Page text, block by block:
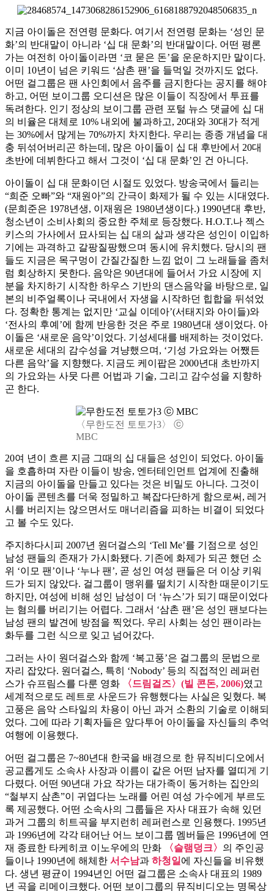
다
나
은
아
이
돌
을
위
해
지금 아이돌은 전연령 문화다. 여기서 전연령 문화는 ‘성인 문
화’의 반대말이 아니라 ‘십 대 문화’의 반대말이다. 어떤 평론
가는 여전히 아이돌이라면 ‘코 묻은 돈’을 운운하지만 말이다.
이미 10년이 넘은 키워드 ‘삼촌 팬’을 들먹일 것까지도 없다.
어떤 걸그룹은 팬 사인회에서 음주를 금지한다는 공지를 해야
하고, 어떤 보이그룹 오디션은 많은 이들이 직장에서 투표를
독려한다. 인기 정상의 보이그룹 관련 포털 뉴스 댓글에 십 대
의 비율은 대체로 10% 내외에 불과하고, 20대와 30대가 적게
는 30%에서 많게는 70%까지 차지한다. 우리는 종종 개념을 대
충 뒤섞어버리곤 하는데, 많은 아이돌이 십 대 후반에서 20대
초반에 데뷔한다고 해서 그것이 ‘십 대 문화’인 건 아니다.
아이돌이 십 대 문화이던 시절도 있었다. 방송국에서 들리는
“희준 오빠”와 “재원아”의 간극이 화제가 될 수 있는 시대였다.
(문희준은 1978년생, 이재원은 1980년생이다.) 1990년대 후반,
청소년이 소비사회의 중요한 주체로 등장했다. H.O.T.나 젝스
키스의 가사에서 묘사되는 십 대의 삶과 생각은 성인이 이입하
기에는 과격하고 갈팡질팡했으며 동시에 유치했다. 당시의 팬
들도 지금은 목구멍이 간질간질한 느낌 없이 그 노래들을 좀처
럼 회상하지 못한다. 음악은 90년대에 들어서 가요 시장에 지
분을 차지하기 시작한 하우스 기반의 댄스음악을 바탕으로, 일
본의 비주얼록이나 국내에서 자생을 시작하던 힙합을 뒤섞었
다. 정확한 통계는 없지만 ‘교실 이데아’(서태지와 아이들)와
‘전사의 후예’에 함께 반응한 것은 주로 1980년대 생이었다. 아
이돌은 ‘새로운 음악’이었다. 기성세대를 배제하는 것이었다.
새로운 세대의 감수성을 겨냥했으며, ‘기성 가요와는 어쨌든
다른 음악’을 지향했다. 지금도 케이팝은 2000년대 초반까지
의 가요와는 사뭇 다른 어법과 기술, 그리고 감수성을 지향하
곤 한다.
〈무한도전 토토가3〉 ⓒ
MBC
20여 년이 흐른 지금 그때의 십 대들은 성인이 되었다. 아이돌
을 호흡하며 자란 이들이 방송, 엔터테인먼트 업계에 진출해
지금의 아이돌을 만들고 있다는 것은 비밀도 아니다. 그것이
아이돌 콘텐츠를 더욱 정밀하고 복잡다단하게 함으로써, 레거
시를 버리지는 않으면서도 매너리즘을 피하는 비결이 되었다
고 볼 수도 있다.
주지하다시피 2007년 원더걸스의 ‘Tell Me’를 기점으로 성인
남성 팬들의 존재가 가시화됐다. 기존에 화제가 되곤 했던 소
위 ‘이모 팬’이나 ‘누나 팬’, 곧 성인 여성 팬들은 더 이상 키워
드가 되지 않았다. 걸그룹이 맹위를 떨치기 시작한 때문이기도
하지만, 여성에 비해 성인 남성이 더 ‘뉴스’가 되기 때문이었다
는 혐의를 버리기는 어렵다. 그래서 ‘삼촌 팬’은 성인 팬보다는
남성 팬의 발견에 방점을 찍었다. 우리 사회는 성인 팬이라는
화두를 그런 식으로 잊고 넘어갔다.
그러는 사이 원더걸스와 함께 ‘복고풍’은 걸그룹의 문법으로
자리 잡았다. 원더걸스, 특히 ‘Nobody’ 등의 직접적인 레퍼런
스가 슈프림스를 다룬 영화
〈드림걸즈〉(빌 콘돈, 2006)였고
세계적으로도 레트로 사운드가 유행했다는 사실은 잊혔다. 복
고풍은 음악 스타일의 차용이 아닌 과거 소환의 기술로 이해되
었다. 그에 따라 기획자들은 앞다투어 아이돌을 자신들의 추억
여행에 이용했다.
어떤 걸그룹은 7~80년대 한국을 배경으로 한 뮤직비디오에서
공교롭게도 소속사 사장과 이름이 같은 어떤 남자를 열띠게 기
다렸다. 어떤 90년대 가요 작가는 대가족이 동거하는 집안의
“철부지 삼촌”이 귀엽다는 노래를 어린 여성 가수에게 부르도
록 제공했다. 어떤 소속사의 그룹들은 자사 대표가 속해 있던
과거 그룹의 히트곡을 부지런히 레퍼런스로 인용했다. 1995년
과 1996년에 각각 태어난 어느 보이그룹 멤버들은 1996년에 연
재 종료한 타케히코 이노우에의 만화
〈슬램덩크〉 의 주인공
들이나 1990년에 해체한 서수남과 하청일 에 자신들을 비유했
다. 생년 평균이 1994년인 어떤 걸그룹은 소속사 대표의 1989
년 곡을 리메이크했다. 어떤 보이그룹의 뮤직비디오는 명목상